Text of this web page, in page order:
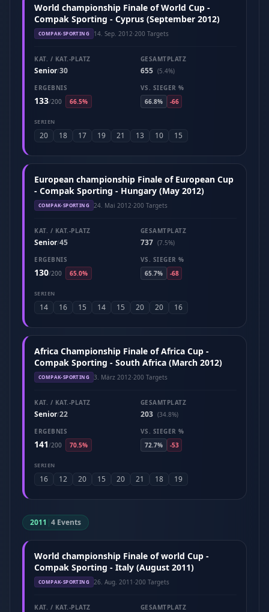
World championship Finale of World Cup -
Compak Sporting - Cyprus (September 2012)
COMPAK-SPORTING 14. Sep. 2012·200 Targets
KAT. / KAT.-PLATZ
Senior/30
GESAMTPLATZ
655 (5.4%)
ERGEBNIS
133/200 66.5%
VS. SIEGER %
66.8%
-66
SERIEN
20 18 17 19 21 13 10 15
European championship Finale of European Cup
- Compak Sporting - Hungary (May 2012)
COMPAK-SPORTING 24. Mai 2012·200 Targets
KAT. / KAT.-PLATZ
Senior/45
GESAMTPLATZ
737 (7.5%)
ERGEBNIS
130/200 65.0%
VS. SIEGER %
65.7%
-68
SERIEN
14 16 15 14 15 20 20 16
Africa Championship Finale of Africa Cup -
Compak Sporting - South Africa (March 2012)
COMPAK-SPORTING 3. März 2012·200 Targets
KAT. / KAT.-PLATZ
Senior/22
GESAMTPLATZ
203 (34.8%)
ERGEBNIS
141/200 70.5%
VS. SIEGER %
72.7%
-53
SERIEN
16 12 20 15 20 21 18 19
2011 |4 Events
World championship Finale of world Cup -
Compak Sporting - Italy (August 2011)
COMPAK-SPORTING 26. Aug. 2011 ·200 Targets
KAT. / KAT.-PLATZ GESAMTPLATZ